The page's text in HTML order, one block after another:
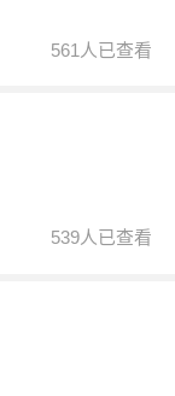
561人已查看
539人已查看